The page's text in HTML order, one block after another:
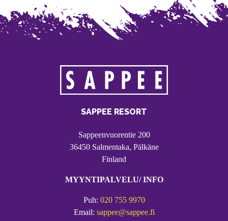
SAPPEE RESORT
Sappeenvuorentie 200
36450 Salmentaka, Pälkäne
Finland
MYYNTIPALVELU/ INFO
Puh: 020 755 9970
Email: sappee@sappee.fi